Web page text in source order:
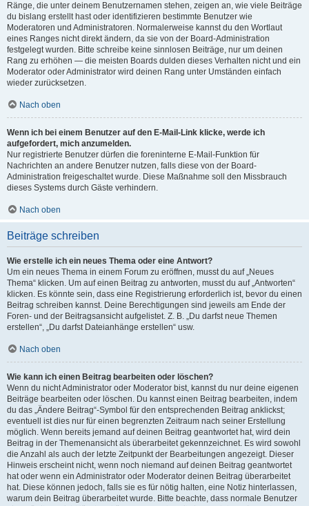
Ränge, die unter deinem Benutzernamen stehen, zeigen an, wie viele Beiträge
du bislang erstellt hast oder identifizieren bestimmte Benutzer wie
Moderatoren und Administratoren. Normalerweise kannst du den Wortlaut
eines Ranges nicht direkt ändern, da sie von der Board-Administration
festgelegt wurden. Bitte schreibe keine sinnlosen Beiträge, nur um deinen
Rang zu erhöhen — die meisten Boards dulden dieses Verhalten nicht und ein
Moderator oder Administrator wird deinen Rang unter Umständen einfach
wieder zurücksetzen.
Nach oben
Wenn ich bei einem Benutzer auf den E-Mail-Link klicke, werde ich
aufgefordert, mich anzumelden.
Nur registrierte Benutzer dürfen die foreninterne E-Mail-Funktion für
Nachrichten an andere Benutzer nutzen, falls diese von der Board-
Administration freigeschaltet wurde. Diese Maßnahme soll den Missbrauch
dieses Systems durch Gäste verhindern.
Nach oben
Beiträge schreiben
Wie erstelle ich ein neues Thema oder eine Antwort?
Um ein neues Thema in einem Forum zu eröffnen, musst du auf „Neues
Thema“ klicken. Um auf einen Beitrag zu antworten, musst du auf „Antworten“
klicken. Es könnte sein, dass eine Registrierung erforderlich ist, bevor du einen
Beitrag schreiben kannst. Deine Berechtigungen sind jeweils am Ende der
Foren- und der Beitragsansicht aufgelistet. Z. B. „Du darfst neue Themen
erstellen“, „Du darfst Dateianhänge erstellen“ usw.
Nach oben
Wie kann ich einen Beitrag bearbeiten oder löschen?
Wenn du nicht Administrator oder Moderator bist, kannst du nur deine eigenen
Beiträge bearbeiten oder löschen. Du kannst einen Beitrag bearbeiten, indem
du das „Ändere Beitrag“-Symbol für den entsprechenden Beitrag anklickst;
eventuell ist dies nur für einen begrenzten Zeitraum nach seiner Erstellung
möglich. Wenn bereits jemand auf deinen Beitrag geantwortet hat, wird dein
Beitrag in der Themenansicht als überarbeitet gekennzeichnet. Es wird sowohl
die Anzahl als auch der letzte Zeitpunkt der Bearbeitungen angezeigt. Dieser
Hinweis erscheint nicht, wenn noch niemand auf deinen Beitrag geantwortet
hat oder wenn ein Administrator oder Moderator deinen Beitrag überarbeitet
hat. Diese können jedoch, falls sie es für nötig halten, eine Notiz hinterlassen,
warum dein Beitrag überarbeitet wurde. Bitte beachte, dass normale Benutzer